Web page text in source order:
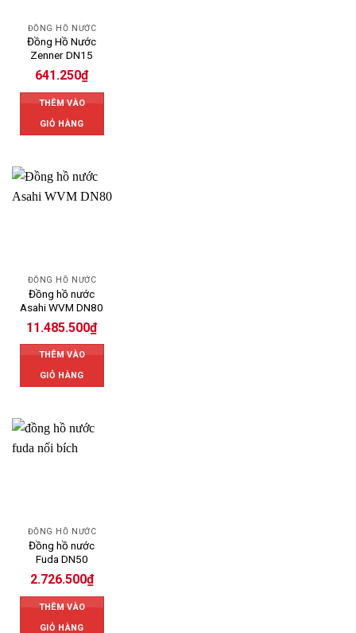
ĐỒNG HỒ NƯỚC
Đồng Hồ Nước
Zenner DN15
641.250₫
THÊM VÀO
GIỎ HÀNG
ĐỒNG HỒ NƯỚC
Đồng hồ nước
Asahi WVM DN80
11.485.500₫
THÊM VÀO
GIỎ HÀNG
ĐỒNG HỒ NƯỚC
Đồng hồ nước
Fuda DN50
2.726.500₫
THÊM VÀO
GIỎ HÀNG